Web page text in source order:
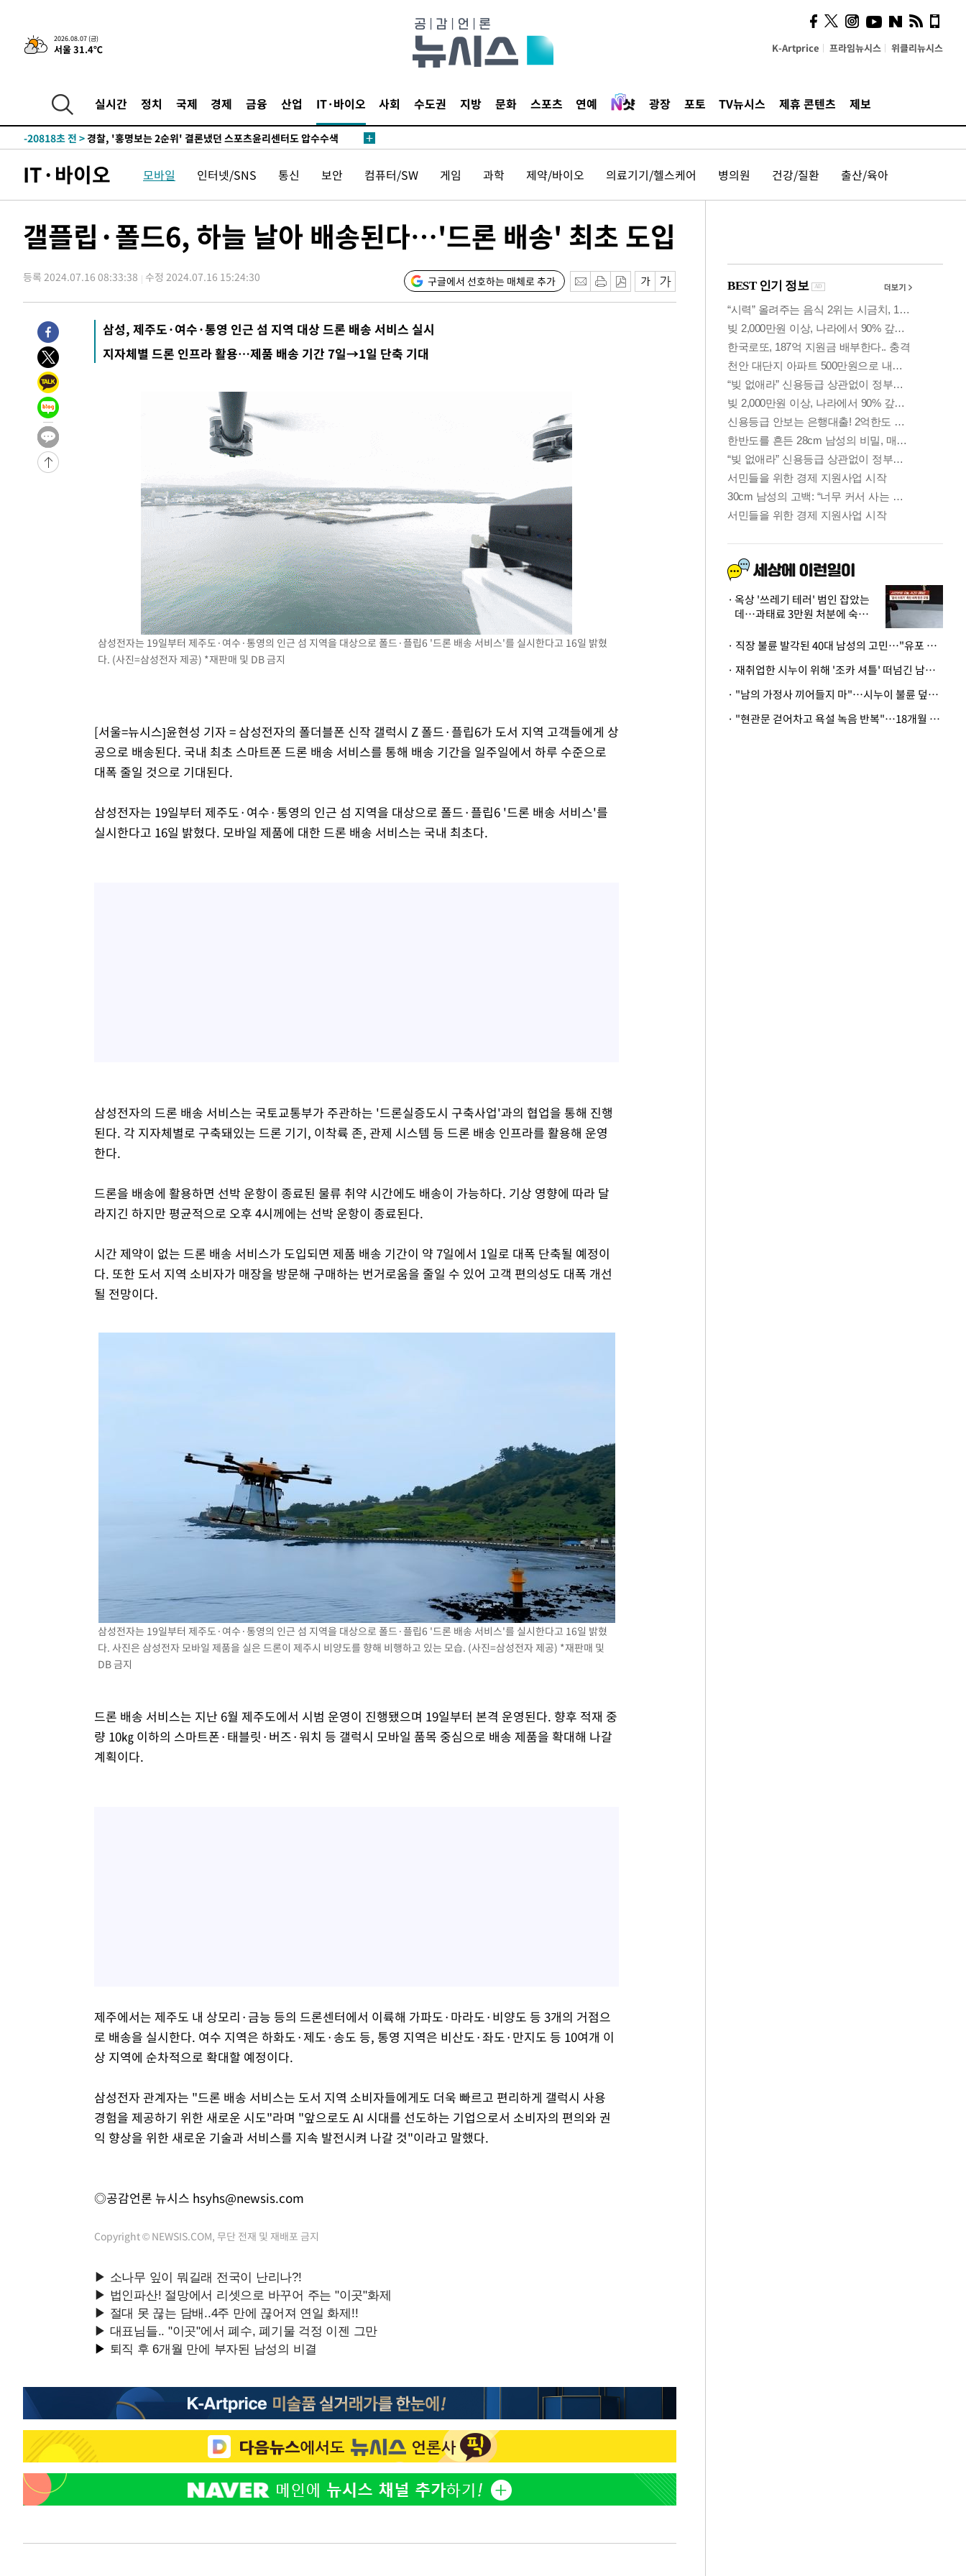
2026.08.07 (금)
서울 31.4℃ K-Artprice 프라임뉴시스 위클리뉴시스
실시간 정치 국제 경제 금융 산업 IT·바이오 사회 수도권 지방 문화 스포츠 연예 광장 포토 TV뉴시스 제휴 콘텐츠 제보
4시간 전 >내일까지 39도 '펄펄'…기상청 "태풍 지나며 폭염 잠시 꺾인다"
-23340초 전 >
[속보] 뉴욕증시, 혼조 출발…나스닥 0.3%↓, 다우 0.14%↑
-22133초 전 >
-20818초 전 >경찰, '홍명보는 2순위' 결론냈던 스포츠윤리센터도 압수수색
-6162초 전 >日방위성, 北이 동해로 쏜 발사체는 탄도미사일 가능성
-4592초 전 >[속보] SKT, 에이닷 서비스 장애 발생…"원인 파악 중"
-3394초 전 >'낮 최고 39도' 불볕더위…한밤 열대야도 계속[내일날씨]
-3015초 전 >"韓 외환시장 개입 관측 배경엔 美의 대한국 무역적자 있어"
-2842초 전 >'월드컵 탈락 후폭풍' 축구협회…초유의 압수수색에 '충격·당황'
-2682초 전 >
서울 낮 37.9도, 올여름 최고치 경신…영등포 순간 '40도'
-2244초 전 >
[속보]종합특검, 대검 추가 압수수색…내란 중요임무종사 혐의
27분 전 >
[속보]코스닥, 800p 회복…0.26% 오른 801.67 마감
28분 전 >
31분 전 >
[속보]원·달러 환율, 0.7원 내린 1423.8원 마감
1시간 전 >
"여기 떨어졌다"…다누리, 스페이스X 로켓 달 충돌 흔적 포착
2시간 전 >
손흥민, 5경기 연속골 실패…LAFC는 승부차기 끝 과달라하라 격파
4시간 전 >
내일까지 39도 '펄펄'…기상청 "태풍 지나며 폭염 잠시 꺾인다"
'월드컵 탈락 후폭풍' 축구협회…11시간 걸린 초유의 압수수색(종
[속보] 뉴욕증시, 혼조 출발…나스닥 0.3%↓, 다우 0.14%↑
축구협회, 15년 전 심판 성 접대 파문에 "현재는 내부 지침 준수"
경찰, '홍명보는 2순위' 결론냈던 스포츠윤리센터도 압수수색
[속보]합참 "北 발사체는 단거리탄도미사일…감시·경계태세 강화"
日방위성, 北이 동해로 쏜 발사체는 탄도미사일 가능성
[속보] SKT, 에이닷 서비스 장애 발생…"원인 파악 중"
[속보]합참 "북, 동해상으로 미상 발사체 발사"
'낮 최고 39도' 불볕더위…한밤 열대야도 계속[내일날씨]
[속보]7~9일 프로야구 3연전도 폭염 취소…11일 재개
[속보]종합특검, 대검 추가 압수수색…내란 중요임무종사 혐의
[속보]코스닥, 800p 회복…0.26% 오른 801.67 마감
[속보]코스피, 301.88포인트(4.58%) 내린 6296.38 마감
"여기 떨어졌다"…다누리, 스페이스X 로켓 달 충돌 흔적 포착
손흥민, 5경기 연속골 실패…LAFC는 승부차기 끝 과달라하라 격파
IT·바이오 모바일 인터넷/SNS 통신 보안 컴퓨터/SW 게임 과학 제약/바이오 의료기기/헬스케어 병의원 건강/질환 출산/육아
갤플립·폴드6, 하늘 날아 배송된다…'드론 배송' 최초 도입
등록 2024.07.16 08:33:38 수정 2024.07.16 15:24:30 구글에서 선호하는 매체로 추가
삼성, 제주도·여수·통영 인근 섬 지역 대상 드론 배송 서비스 실시
지자체별 드론 인프라 활용…제품 배송 기간 7일→1일 단축 기대
삼성전자는 19일부터 제주도·여수·통영의 인근 섬 지역을 대상으로 폴드·플립6 '드론 배송 서비스'를 실시한다고 16일 밝혔
다. (사진=삼성전자 제공) *재판매 및 DB 금지
[서울=뉴시스]윤현성 기자 = 삼성전자의 폴더블폰 신작 갤럭시 Z 폴드·플립6가 도서 지역 고객들에게 상
공으로 배송된다. 국내 최초 스마트폰 드론 배송 서비스를 통해 배송 기간을 일주일에서 하루 수준으로
대폭 줄일 것으로 기대된다.
삼성전자는 19일부터 제주도·여수·통영의 인근 섬 지역을 대상으로 폴드·플립6 '드론 배송 서비스'를
실시한다고 16일 밝혔다. 모바일 제품에 대한 드론 배송 서비스는 국내 최초다.
삼성전자의 드론 배송 서비스는 국토교통부가 주관하는 '드론실증도시 구축사업'과의 협업을 통해 진행
된다. 각 지자체별로 구축돼있는 드론 기기, 이착륙 존, 관제 시스템 등 드론 배송 인프라를 활용해 운영
한다.
드론을 배송에 활용하면 선박 운항이 종료된 물류 취약 시간에도 배송이 가능하다. 기상 영향에 따라 달
라지긴 하지만 평균적으로 오후 4시께에는 선박 운항이 종료된다.
시간 제약이 없는 드론 배송 서비스가 도입되면 제품 배송 기간이 약 7일에서 1일로 대폭 단축될 예정이
다. 또한 도서 지역 소비자가 매장을 방문해 구매하는 번거로움을 줄일 수 있어 고객 편의성도 대폭 개선
될 전망이다.
삼성전자는 19일부터 제주도·여수·통영의 인근 섬 지역을 대상으로 폴드·플립6 '드론 배송 서비스'를 실시한다고 16일 밝혔
다. 사진은 삼성전자 모바일 제품을 실은 드론이 제주시 비양도를 향해 비행하고 있는 모습. (사진=삼성전자 제공) *재판매 및
DB 금지
드론 배송 서비스는 지난 6월 제주도에서 시범 운영이 진행됐으며 19일부터 본격 운영된다. 향후 적재 중
량 10㎏ 이하의 스마트폰·태블릿·버즈·워치 등 갤럭시 모바일 품목 중심으로 배송 제품을 확대해 나갈
계획이다.
제주에서는 제주도 내 상모리·금능 등의 드론센터에서 이륙해 가파도·마라도·비양도 등 3개의 거점으
로 배송을 실시한다. 여수 지역은 하화도·제도·송도 등, 통영 지역은 비산도·좌도·만지도 등 10여개 이
상 지역에 순차적으로 확대할 예정이다.
삼성전자 관계자는 "드론 배송 서비스는 도서 지역 소비자들에게도 더욱 빠르고 편리하게 갤럭시 사용
경험을 제공하기 위한 새로운 시도"라며 "앞으로도 AI 시대를 선도하는 기업으로서 소비자의 편의와 권
익 향상을 위한 새로운 기술과 서비스를 지속 발전시켜 나갈 것"이라고 말했다.
◎공감언론 뉴시스 hsyhs@newsis.com
Copyright © NEWSIS.COM, 무단 전재 및 재배포 금지
의견, 국토부·LH에 충실히
전달할 것"
옥상 '쓰레기 테러' 범인 잡았는
데…과태료 3만원 처분에 숙박업
· 직장 불륜 발각된 40대 남성의 고민…"유포 동료 명예훼손·협박죄 고소 가능할까"
· 재취업한 시누이 위해 '조카 셔틀' 떠넘긴 남편…아내 "난 못한다"
· "남의 가정사 끼어들지 마"…시누이 불륜 덮으려는 남편에 억울한 아내
· "현관문 걷어차고 욕설 녹음 반복"…18개월 아기 키우는 집 뒤흔든 '앞집의 비극'